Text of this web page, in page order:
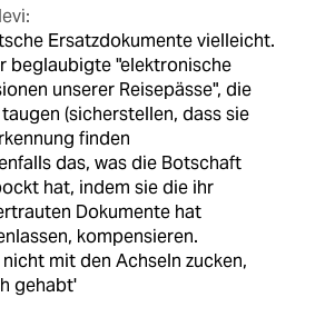
Ersatzdokumente vielleicht.
beglaubigte "elektronische
unserer Reisepässe", die
(sicherstellen, dass sie
finden
das, was die Botschaft
hat, indem sie die ihr
Dokumente hat
kompensieren.
nicht mit den Achseln zucken,
gehabt'